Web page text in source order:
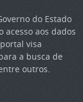
do Estado
aos dados
visa
a busca de
outros.